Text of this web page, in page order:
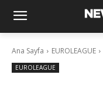
Ana Sayfa EUROLEAGUE
EUROLEAGUE